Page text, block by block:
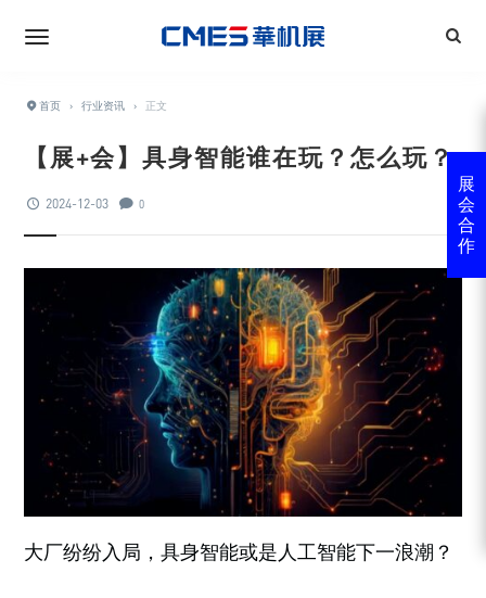
首页 › 行业资讯 › 正文
【展+会】具身智能谁在玩？怎么玩？
2024-12-03 0
大厂纷纷入局，具身智能或是人工智能下一浪潮？
展
会
合
作